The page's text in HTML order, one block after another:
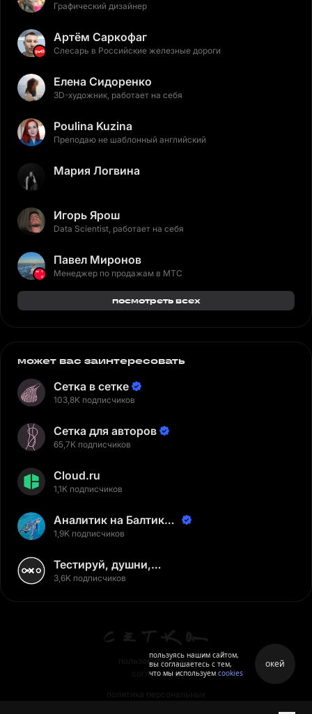
Графический дизайнер
Артём Саркофаг
Слесарь в Российские железные дороги
Елена Сидоренко
3D-художник, работает на себя
Poulina Kuzina
Преподаю не шаблонный английский
Мария Логвина
Игорь Ярош
Data Scientist, работает на себя
Павел Миронов
Менеджер по продажам в МТС
посмотреть всех
может вас заинтересовать
Сетка в сетке
103,8K подписчиков
Сетка для авторов
65,7K подписчиков
Cloud.ru
1,1K подписчиков
Аналитик на Балтике |
Неверов Станислав
1,9K подписчиков
Тестируй, душни,
наслаждайся
3,6K подписчиков
пользовательское
соглашение
политика персональных
пользуясь нашим сайтом,
вы соглашаетесь с тем,
что мы используем cookies
окей